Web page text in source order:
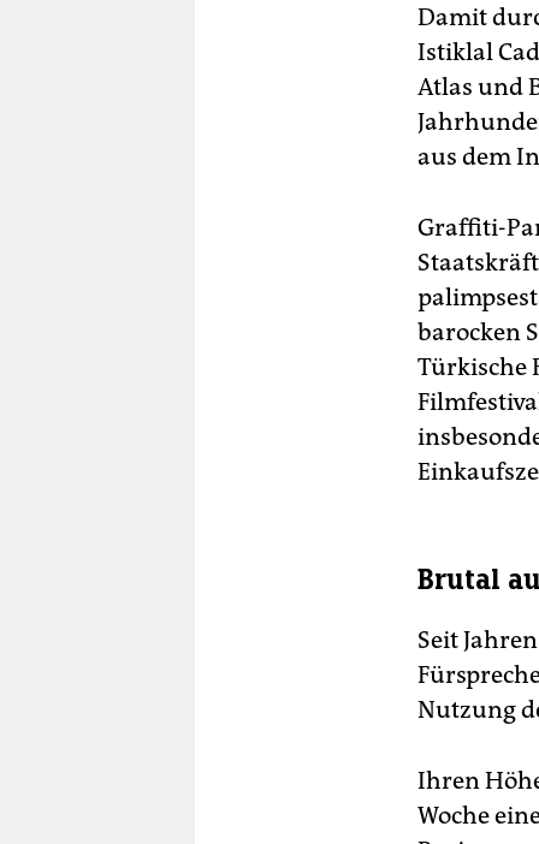
Damit
Istiklal
Atlas und
aus dem
Graffiti-
barocken
Türkische
Brutal
Seit
Nutzung
Ihren
Woche